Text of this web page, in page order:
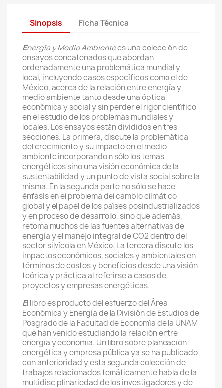
Sinopsis Ficha Técnica
Energía y Medio Ambientees una colección de
ensayos concatenados que abordan
ordenadamente una problemática mundial y
local, incluyendo casos específicos como el de
México, acerca de la relación entre energía y
medio ambiente tanto desde una óptica
económica y social y sin perder el rigor científico
en el estudio de los problemas mundiales y
locales. Los ensayos están divididos en tres
secciones. La primera, discute la problemática
del crecimiento y su impacto en el medio
ambiente incorporando n sólo los temas
energéticos sino una visión económica de la
sustentabilidad y un punto de vista social sobre la
misma. En la segunda parte no sólo se hace
énfasis en el problema del cambio climático
global y el papel de los países posindustrializados
y en proceso de desarrollo, sino que además,
retoma muchos de las fuentes alternativas de
energía y el manejo integral de CO2 dentro del
sector silvícola en México. La tercera discute los
impactos económicos, sociales y ambientales en
términos de costos y beneficios desde una visión
teórica y práctica al referirse a casos de
proyectos y empresas energéticas.
El libro es producto del esfuerzo del Área
Económica y Energía de la División de Estudios de
Posgrado de la Facultad de Economía de la UNAM
que han venido estudiando la relación entre
energía y economía. Un libro sobre planeación
energética y empresa pública ya se ha publicado
con anterioridad y esta segunda colección de
trabajos relacionados temáticamente habla de la
multidisciplinariedad de los investigadores y de